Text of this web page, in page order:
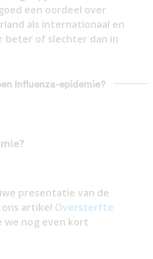
een oordeel over
als internationaal en
beter of slechter dan in
Influenza-epidemie?
presentatie van de
artikel Oversterfte
we nog even kort